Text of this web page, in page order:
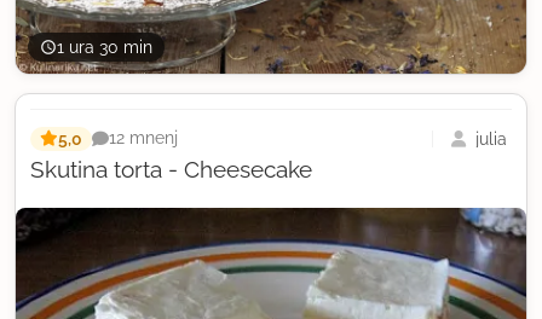
1 ura 30 min
Skutina torta - Cheesecake
5,0 12 mnenj julia